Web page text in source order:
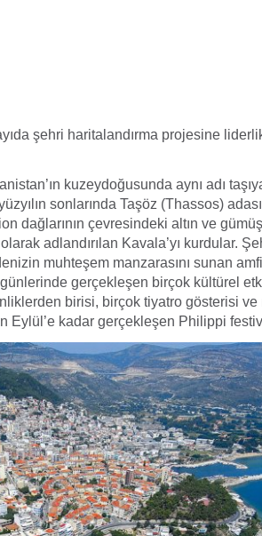
şehri haritalandırma projesine
kuzeydoğusunda aynı adı
sonlarında Taşöz (Thassos)
dağlarının çevresindeki altın ve
adlandırılan Kavala’yı kurdular.
muhteşem manzarasını sunan
gerçekleşen birçok kültürel
birisi, birçok tiyatro gösterisi ve
Eylül’e kadar gerçekleşen Philippi